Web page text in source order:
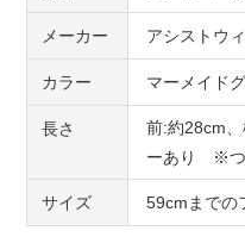
メーカー アシストウ
カラー マーメイド
長さ
前:約28cm
ーあり ※つ
サイズ 59cmまでの